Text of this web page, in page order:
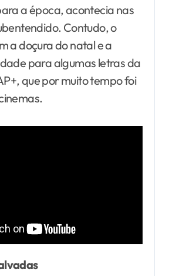
a época, acontecia nas
Contudo, o
a doçura do natal e a
para algumas letras da
que por muito tempo foi